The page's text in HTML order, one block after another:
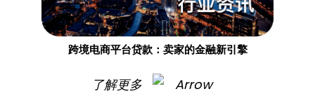
跨境电商平台贷款：卖家的金融新引擎
了解更多